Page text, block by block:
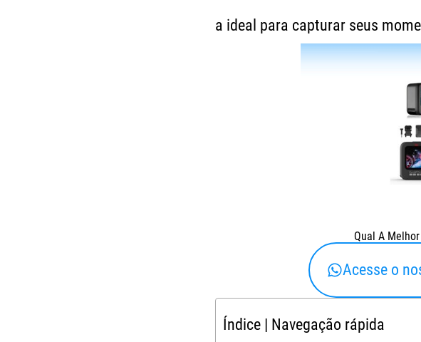
a ideal para capturar seus
Qual A
Acesse o
Índice | Navegação rápida